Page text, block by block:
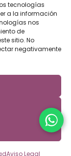
tecnologías
a la información
nos
de
sitio. No
negativamente
Aviso Legal
es una
mastectomia
procedimientos
de Cookies